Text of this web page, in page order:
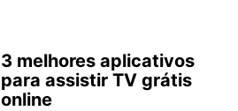
3 melhores aplicativos
para assistir TV grátis
online